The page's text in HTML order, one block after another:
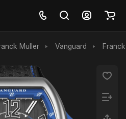
Muller Vanguard